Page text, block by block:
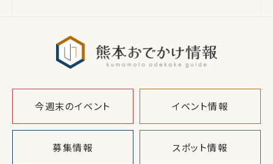
今週末のイベント イベント情報
募集情報 スポット情報